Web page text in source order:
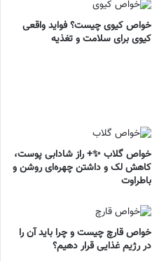
خواص کیوی چیست؟ فواید واقعی
کیوی برای سلامت و تغذیه
خواص گلاب ✨+ راز شادابی پوست،
کاهش لک و داشتن چهره‌ای روشن و
باطراوت
خواص قارچ چیست و چرا باید آن را
در رژیم غذایی قرار دهیم؟